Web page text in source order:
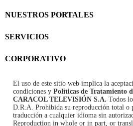
NUESTROS PORTALES
SERVICIOS
CORPORATIVO
El uso de este sitio web implica la
condiciones y Políticas de Tratamiento
CARACOL TELEVISIÓN S.A. Todos
D.R.A. Prohibida su reproducción total o
traducción a cualquier idioma sin
Reproduction in whole or in part, or